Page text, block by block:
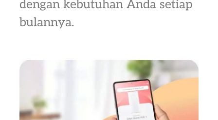
dengan kebutuhan Anda setiap
bulannya.